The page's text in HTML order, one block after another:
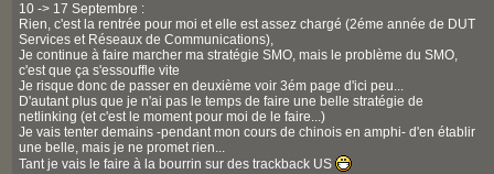
10 -> 17 Septembre :
Rien, c'est la rentrée pour moi et elle est assez chargé (2éme année de DUT
Services et Réseaux de Communications),
Je continue à faire marcher ma stratégie SMO, mais le problème du SMO,
c'est que ça s'essouffle vite
Je risque donc de passer en deuxième voir 3ém page d'ici peu...
D'autant plus que je n'ai pas le temps de faire une belle stratégie de
netlinking (et c'est le moment pour moi de le faire...)
Je vais tenter demains -pendant mon cours de chinois en amphi- d'en établir
une belle, mais je ne promet rien...
Tant je vais le faire à la bourrin sur des trackback US